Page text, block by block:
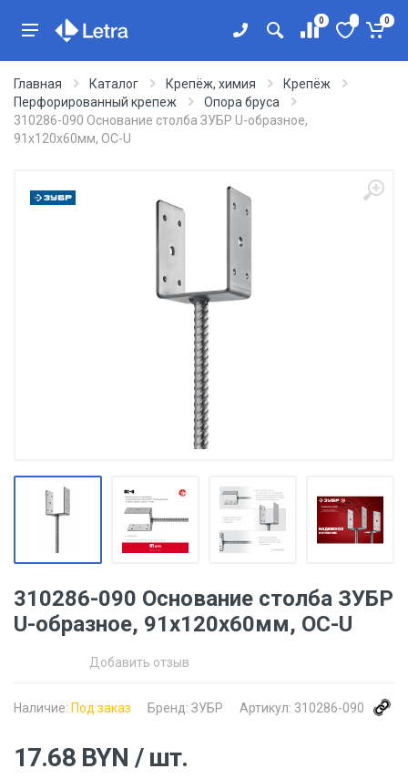
0 0
Главная Каталог Крепёж, химия
Крепёж
Перфорированный крепеж
Опора бруса
310286-090 Основание столба ЗУБР U-образное,
91х120х60мм, ОС-U
310286-090 Основание столба ЗУБР
U-образное, 91х120х60мм, ОС-U
Добавить отзыв
Наличие: Под заказ Бренд: ЗУБР Артикул: 310286-090
17.68 BYN / шт.